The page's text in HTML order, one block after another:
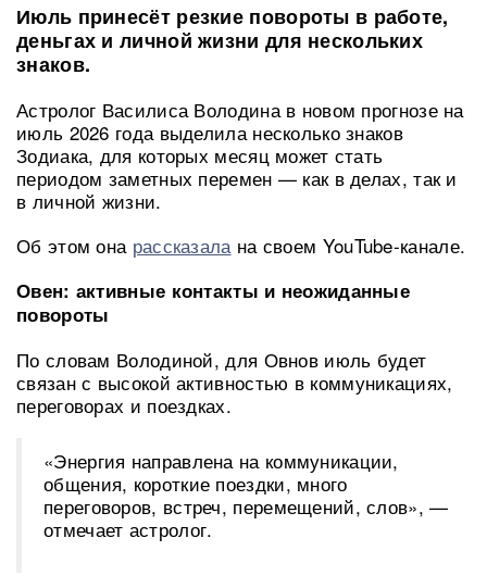
Июль принесёт резкие повороты в работе,
деньгах и личной жизни для нескольких
знаков.
Астролог Василиса Володина в новом прогнозе на
июль 2026 года выделила несколько знаков
Зодиака, для которых месяц может стать
периодом заметных перемен — как в делах, так и
в личной жизни.
Об этом она рассказала на своем YouTube-канале.
Овен: активные контакты и неожиданные
повороты
По словам Володиной, для Овнов июль будет
связан с высокой активностью в коммуникациях,
переговорах и поездках.
«Энергия направлена на коммуникации,
общения, короткие поездки, много
переговоров, встреч, перемещений, слов», —
отмечает астролог.